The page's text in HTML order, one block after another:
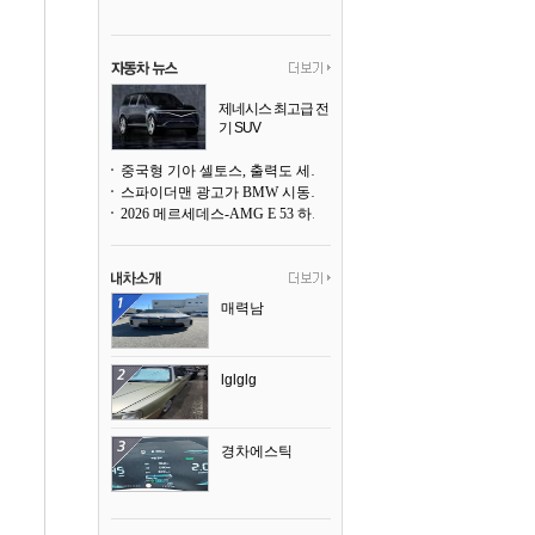
제네시스 최고급 전
기 SUV
중국형 기아 셀토스, 출력도 세지고 27인치 초대형 디스플레이까지
스파이더맨 광고가 BMW 시동화면을 점령하다, 오너들은 불만
2026 메르세데스-AMG E 53 하이브리드 왜건 시승기
매력남
lglglg
경차에스틱